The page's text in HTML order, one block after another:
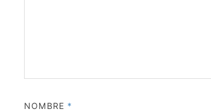
NOMBRE *